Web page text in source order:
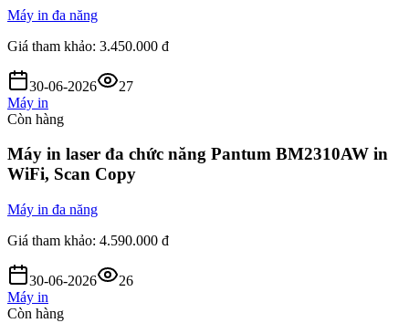
Máy in đa năng
Giá tham khảo: 3.450.000 đ
30-06-2026
27
Máy in
Còn hàng
Máy in laser đa chức năng Pantum BM2310AW in
WiFi, Scan Copy
Máy in đa năng
Giá tham khảo: 4.590.000 đ
30-06-2026
26
Máy in
Còn hàng